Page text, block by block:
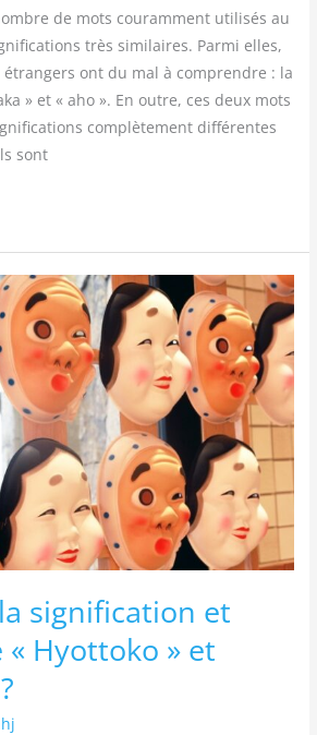
de mots couramment utilisés au
très similaires. Parmi elles,
ont du mal à comprendre : la
» et « aho ». En outre, ces deux mots
complètement différentes
sont
signification et
« Hyottoko » et